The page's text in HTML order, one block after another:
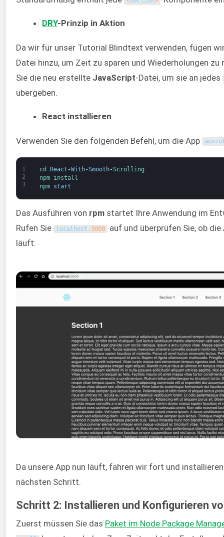
DRY-Prinzip in Aktion
Da wir für unser Tutorial Blindtext verwenden, fügen
Datei hinzu, um Zeit zu sparen und Wiederholungen zu
Sie die neu erstellte JavaScript-Datei, um sie an jedes
übergeben.
React installieren
Verwenden Sie den folgenden Befehl, um die App
1
2
3
cd React -With-Smooth-Scrolling
npm install
npm start
Das Ausführen von rpm startet Ihre Anwendung im
Rufen Sie
localhost :3000 auf und überprüfen Sie, ob
läuft:
Da unsere App nun läuft, fahren wir fort und
nächsten Schritt.
Schritt 2: Installieren und Konfigurieren
Zuerst müssen Sie das Paket im Node Package